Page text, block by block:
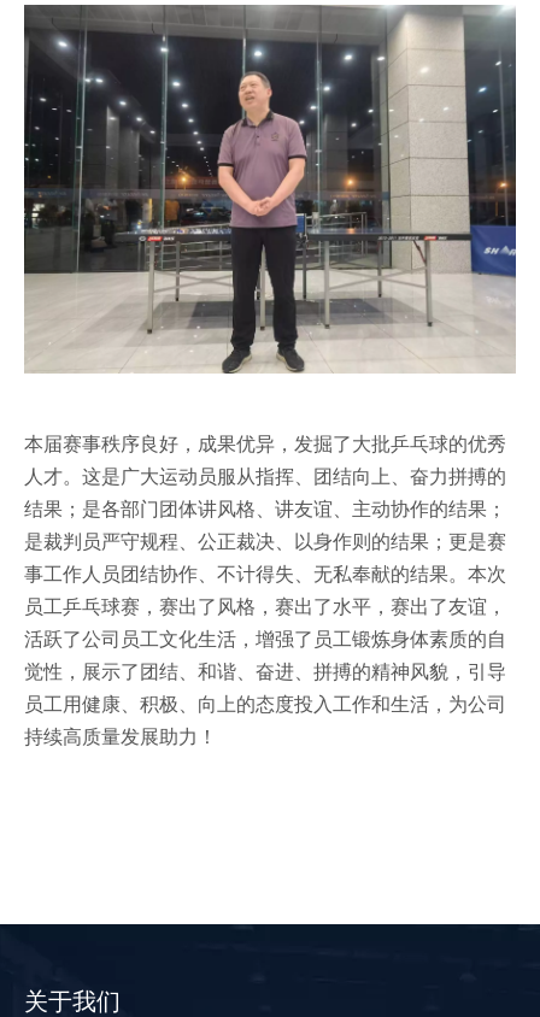
本届赛事秩序良好，成果优异，发掘了大批乒乓球的优秀
人才。这是广大运动员服从指挥、团结向上、奋力拼搏的
结果；是各部门团体讲风格、讲友谊、主动协作的结果；
是裁判员严守规程、公正裁决、以身作则的结果；更是赛
事工作人员团结协作、不计得失、无私奉献的结果。本次
员工乒乓球赛，赛出了风格，赛出了水平，赛出了友谊，
活跃了公司员工文化生活，增强了员工锻炼身体素质的自
觉性，展示了团结、和谐、奋进、拼搏的精神风貌，引导
员工用健康、积极、向上的态度投入工作和生活，为公司
持续高质量发展助力！
关于我们